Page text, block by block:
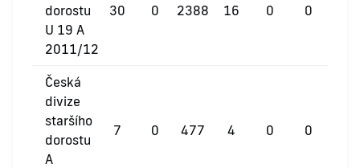
dorostu
U 19 A
2011/12
30 0 2388 16 0 0
Česká
divize
staršího
dorostu
A
7 0 477 4 0 0